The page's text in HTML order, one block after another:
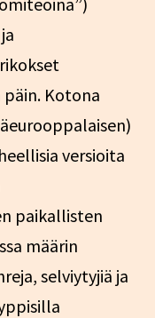
päin. Kotona
versioita
paikallisten
määrin
selviytyjiä ja